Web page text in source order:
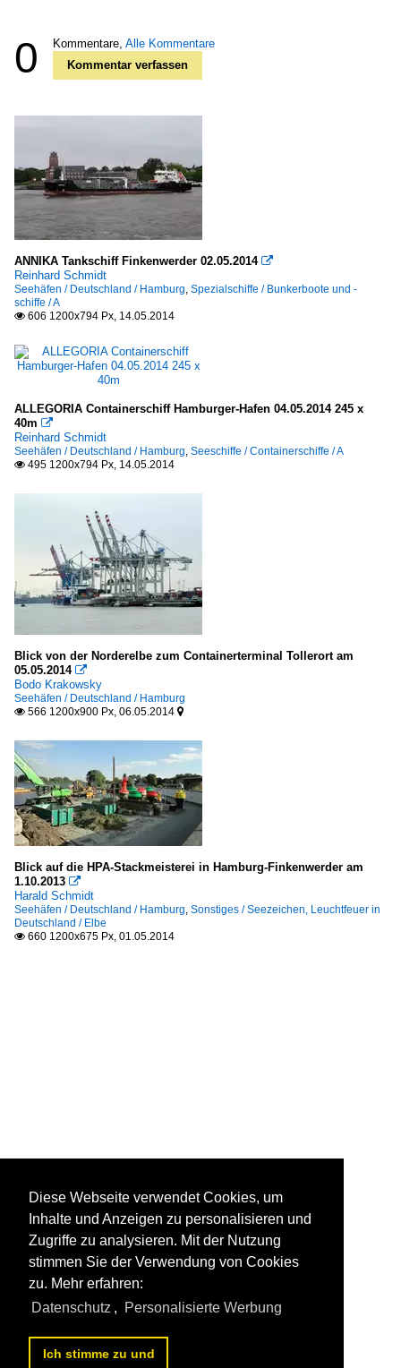
0 Kommentare, Alle Kommentare
Kommentar verfassen
ANNIKA Tankschiff Finkenwerder 02.05.2014 
Reinhard Schmidt
Seehäfen / Deutschland / Hamburg, Spezialschiffe / Bunkerboote und -
schiffe / A
 606 1200x794 Px, 14.05.2014
ALLEGORIA Containerschiff Hamburger-Hafen 04.05.2014 245 x
40m 
Reinhard Schmidt
Seehäfen / Deutschland / Hamburg, Seeschiffe / Containerschiffe / A
 495 1200x794 Px, 14.05.2014
Blick von der Norderelbe zum Containerterminal Tollerort am
05.05.2014 
Bodo Krakowsky
Seehäfen / Deutschland / Hamburg
 566 1200x900 Px, 06.05.2014 
Blick auf die HPA-Stackmeisterei in Hamburg-Finkenwerder am
1.10.2013 
Harald Schmidt
Seehäfen / Deutschland / Hamburg, Sonstiges / Seezeichen, Leuchtfeuer in
Deutschland / Elbe
 660 1200x675 Px, 01.05.2014
Diese Webseite verwendet Cookies, um
Inhalte und Anzeigen zu personalisieren und
Zugriffe zu analysieren. Mit der Nutzung
stimmen Sie der Verwendung von Cookies
zu. Mehr erfahren:
Datenschutz , Personalisierte Werbung
Ich stimme zu und